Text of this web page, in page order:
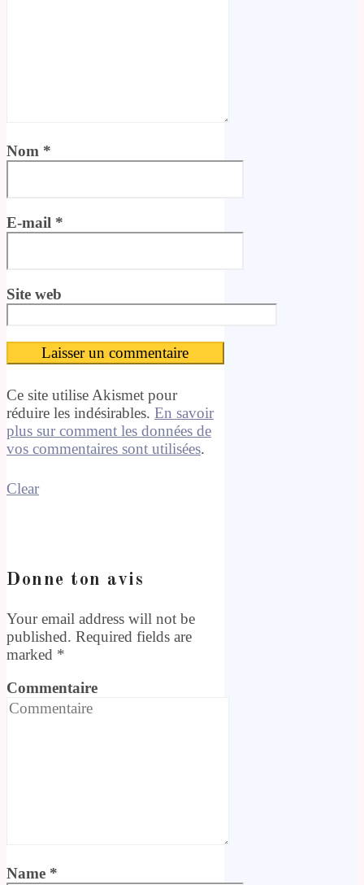
Nom *
E-mail *
Site web
Ce site utilise Akismet pour
réduire les indésirables. En savoir
plus sur comment les données de
vos commentaires sont utilisées.
Clear
Donne ton avis
Your email address will not be
published. Required fields are
marked *
Commentaire
Name *